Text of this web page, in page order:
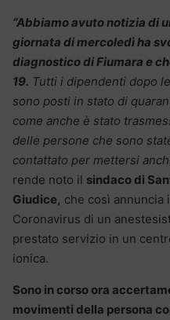
“Abbiamo avuto notizia di
giornata di mercoledì ha
diagnostico di Fiumara e
19. Tutti i dipendenti dopo
sono posti in stato di
come anche è stato
delle persone che sono
contattato per mettersi
rende noto il sindaco di
Giudice, che così annuncia
Coronavirus di un
prestato servizio in un
ionica.
Sono in corso ora
movimenti della persona